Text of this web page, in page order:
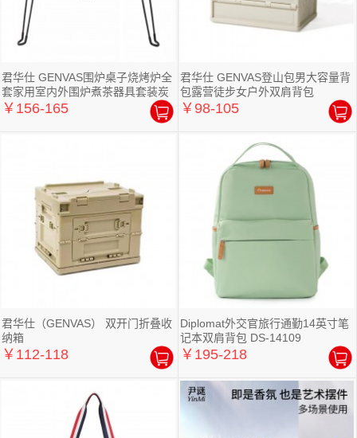
君华仕 GENVAS围炉桌子烧烤炉全
套家用室内外围炉煮茶器具套装炭
烤火
￥156-165
君华仕 GENVAS登山包男大容量背
包露营徒步女户外双肩背包
￥98-105
君华仕（GENVAS） 双开门折叠收
纳箱
￥112-118
Diplomat外交官旅行通勤14英寸笔
记本双肩背包 DS-14109
￥195-218